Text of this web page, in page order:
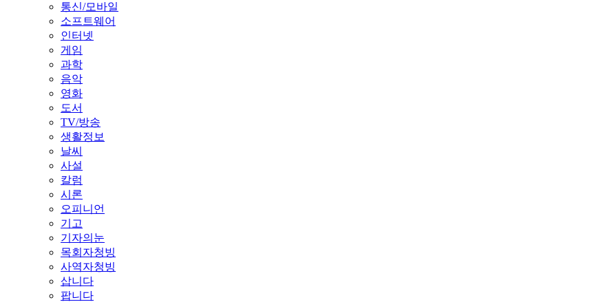
통신/모바일
소프트웨어
인터넷
게임
과학
음악
영화
도서
TV/방송
생활정보
날씨
사설
칼럼
시론
오피니언
기고
기자의눈
목회자청빙
사역자청빙
삽니다
팝니다